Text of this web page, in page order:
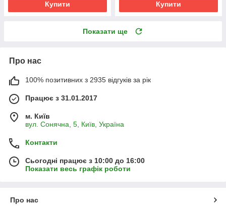
Купити Купити
Показати ще
Про нас
100% позитивних з 2935 відгуків за рік
Працює з 31.01.2017
м. Київ
вул. Сонячна, 5, Київ, Україна
Контакти
Сьогодні працює з 10:00 до 16:00
Показати весь графік роботи
Про нас